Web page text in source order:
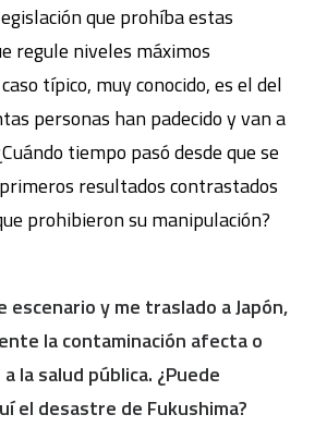
que prohíba estas
regule niveles máximos
típico, muy conocido, es el del
personas han padecido y van a
tiempo pasó desde que se
resultados contrastados
prohibieron su manipulación?
escenario y me traslado a Japón,
la contaminación afecta o
la salud pública. ¿Puede
el desastre de Fukushima?